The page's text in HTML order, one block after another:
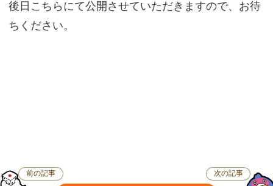
後日こちらにて公開させていただきますので、お待
ちください。
前の記事 次の記事